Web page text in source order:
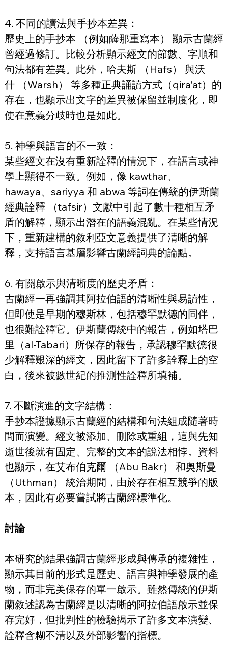
4. 不同的讀法與手抄本差異：
歷史上的手抄本 （例如薩那重寫本） 顯示古蘭經
曾經過修訂。比較分析顯示經文的節數、字順和
句法都有差異。此外，哈夫斯 （Hafs） 與沃
什 （Warsh） 等多種正典誦讀方式（qira'at）的
存在，也顯示出文字的差異被保留並制度化，即
使在意義分歧時也是如此。
5. 神學與語言的不一致：
某些經文在沒有重新詮釋的情況下，在語言或神
學上顯得不一致。例如，像 kawthar、
hawaya、sariyya 和 abwa 等詞在傳統的伊斯蘭
經典詮釋 （tafsir）文獻中引起了數十種相互矛
盾的解釋，顯示出潛在的語義混亂。在某些情況
下，重新建構的敘利亞文意義提供了清晰的解
釋，支持語言基層影響古蘭經詞典的論點。
6. 有關啟示與清晰度的歷史矛盾：
古蘭經一再強調其阿拉伯語的清晰性與易讀性，
但即使是早期的穆斯林，包括穆罕默德的同伴，
也很難詮釋它。伊斯蘭傳統中的報告，例如塔巴
里（al-Tabari）所保存的報告，承認穆罕默德很
少解釋艱深的經文，因此留下了許多詮釋上的空
白，後來被數世紀的推測性詮釋所填補。
7. 不斷演進的文字結構：
手抄本證據顯示古蘭經的結構和句法組成隨著時
間而演變。經文被添加、刪除或重組，這與先知
逝世後就有固定、完整的文本的說法相悖。資料
也顯示，在艾布伯克爾 （Abu Bakr） 和奥斯曼
（Uthman） 統治期間，由於存在相互競爭的版
本，因此有必要嘗試將古蘭經標準化。
討論
本研究的結果強調古蘭經形成與傳承的複雜性，
顯示其目前的形式是歷史、語言與神學發展的產
物，而非完美保存的單一啟示。雖然傳統的伊斯
蘭敘述認為古蘭經是以清晰的阿拉伯語啟示並保
存完好，但批判性的檢驗揭示了許多文本演變、
詮釋含糊不清以及外部影響的指標。